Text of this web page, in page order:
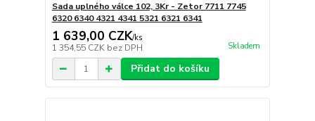
Sada uplného válce 102, 3Kr - Zetor 7711 7745
6320 6340 4321 4341 5321 6321 6341
1 639,00 CZK/ks
1 354,55 CZK bez DPH Skladem
Přidat do košíku